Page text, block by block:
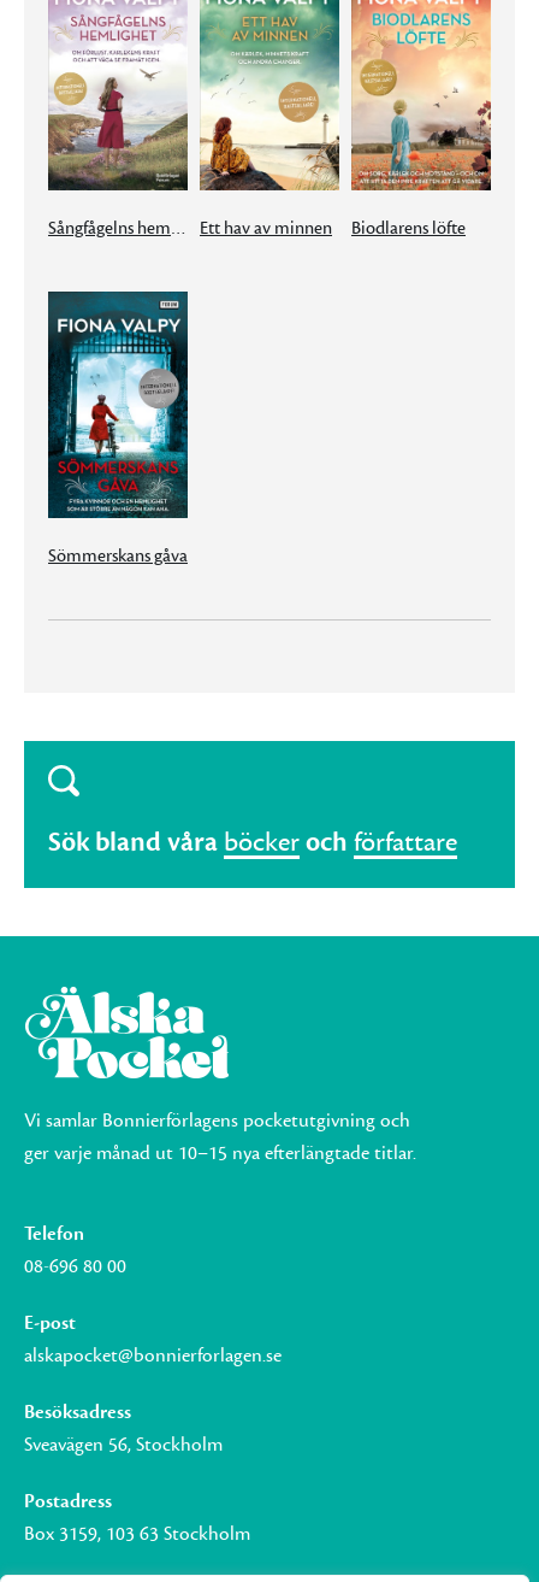
Sångfågelns hemlighet Ett hav av minnen Biodlarens löfte
Sömmerskans gåva
Sök bland våra böckeroch författare
Vi samlar Bonnierförlagens pocketutgivning och
ger varje månad ut 10–15 nya efterlängtade titlar.
Telefon
08-696 80 00
E-post
alskapocket@bonnierforlagen.se
Besöksadress
Sveavägen 56, Stockholm
Postadress
Box 3159, 103 63 Stockholm